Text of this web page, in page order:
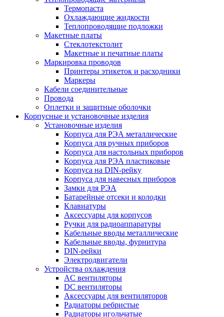
Термопаста
Охлаждающие жидкости
Теплопроводящие подложки
Макетные платы
Стеклотекстолит
Макетные и печатные платы
Маркировка проводов
Принтеры этикеток и расходники
Маркеры
Кабели соединительные
Провода
Оплетки и защитные оболочки
Корпусные и установочные изделия
Установочные изделия
Корпуса для РЭА металлические
Корпуса для ручных приборов
Корпуса для настольных приборов
Корпуса для РЭА пластиковые
Корпуса на DIN-рейку
Корпуса для навесных приборов
Замки для РЭА
Батарейные отсеки и колодки
Клавиатуры
Аксессуары для корпусов
Ручки для радиоаппаратуры
Кабельные вводы металлические
Кабельные вводы, фурнитура
DIN-рейки
Электродвигатели
Устройства охлаждения
AC вентиляторы
DC вентиляторы
Аксессуары для вентиляторов
Радиаторы ребристые
Радиаторы игольчатые